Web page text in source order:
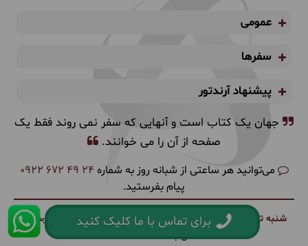
برای تماس با ما کلیک کنید
عمومی
سفرها
پیشنهاد آرندتور
جهان یک کتاب است و آنهایی که سفر نمی روند فقط یک
صفحه از آن را می خوانند.
می‌توانید هر ساعتی از شبانه روز به شماره 0922 672 49 24
پیام بفرستید.
شنبه تا چهارشنبه: پنج شنبه‌ها:9 الی 14
ایام تعطیل رسمی: